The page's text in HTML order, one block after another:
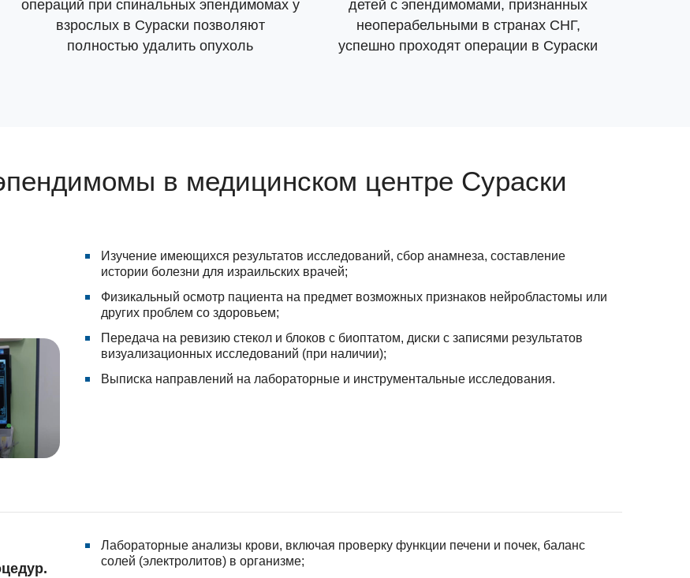
операций при спинальных эпендимомах у
взрослых в Сураски позволяют
полностью удалить опухоль
детей с эпендимомами, признанных
неоперабельными в странах СНГ,
успешно проходят операции в Сураски
в медицинском центре Сураски
Изучение имеющихся результатов исследований, сбор анамнеза, составление
истории болезни для израильских врачей;
Физикальный осмотр пациента на предмет возможных признаков нейробластомы или
других проблем со здоровьем;
Передача на ревизию стекол и блоков с биоптатом, диски с записями результатов
визуализационных исследований (при наличии);
Выписка направлений на лабораторные и инструментальные исследования.
Лабораторные анализы крови, включая проверку функции печени и почек, баланс
солей (электролитов) в организме;